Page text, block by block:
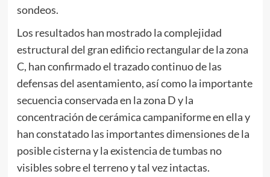
sondeos.
Los resultados han mostrado la complejidad
estructural del gran edificio rectangular de la zona
C, han confirmado el trazado continuo de las
defensas del asentamiento, así como la importante
secuencia conservada en la zona D y la
concentración de cerámica campaniforme en ella y
han constatado las importantes dimensiones de la
posible cisterna y la existencia de tumbas no
visibles sobre el terreno y tal vez intactas.